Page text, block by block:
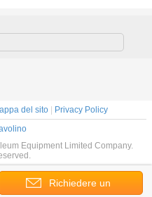
Richiedere un
del sito|
Privacy Policy
Equipment Limited Company.